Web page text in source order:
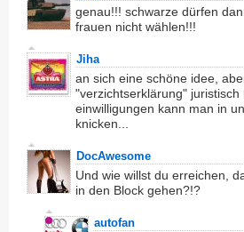
genau!!! schwarze dürfen
frauen nicht wählen!!!
Jiha
an sich eine schöne idee,
"verzichtserklärung"
einwilligungen kann man in
knicken...
DocAwesome
Und wie willst du erreichen,
in den Block gehen?!?
autofan